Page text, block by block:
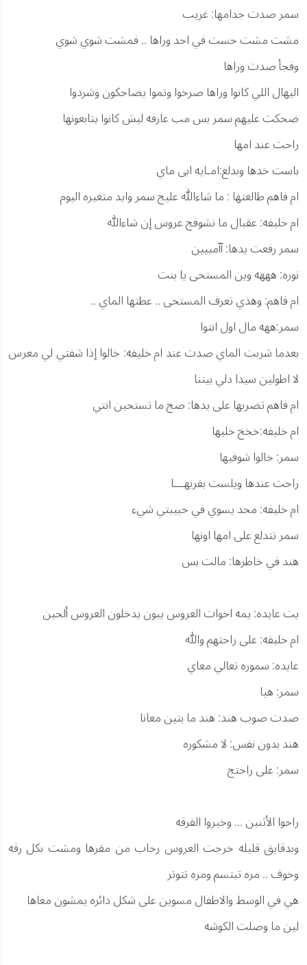
سمر صدت جدامها: غريب
مشت مشت حست في احد وراها .. فمشت شوي شوي
وفجأ صدت وراها
اليهال اللي كانوا وراها صرخوا وتموا يضاحكون وشردوا
ضحكت عليهم سمر بس مب عارفه ليش كانوا يتابعونها
راحت عند امها
باست خدها وبدلع:امـايه ابى ماي
ام فاهم طالعتها : ما شاءالله عليج سمر وايد متغيره اليوم
ام خليفه: عقبال ما نشوفج عروس إن شاءالله
سمر رفعت يدها: آآمييين
نوره: هههه وين المستحى يا بنت
ام فاهم: وهذي تعرف المستحى .. عطتها الماي ..
سمر:ههه مال اول انتوا
بعدما شربت الماي صدت عند ام خليفه: خالوا إذا شفتي لي معرس
لا اطولين سيدا دلي بيتنا
ام فاهم تضربها على يدها: صج ما تستحين انتي
ام خليفه:خخخ خليها
سمر: خالوا شوفيها
راحت عندها ويلست بقربهـــا
ام خليفه: محد يسوي في حبيبتي شيء
سمر تتدلع على امها اونها
هند في خاطرها: مالت بس
يت عايده: يمه اخوات العروس يبون يدخلون العروس ألحين
ام خليفه: على راحتهم والله
عايده: سموره تعالي معاي
سمر: هيا
صدت صوب هند: هند ما بتين معانا
هند بدون نفس: لا مشكوره
سمر: على راحتج
راحوا الأثنين ... وخبروا الفرقه
وبدقايق قليله خرجت العروس رحاب من مقرها ومشت بكل رقه
وخوف .. مره تبتسم ومره تتوتر
هي في الوسط والاطفال مسوين على شكل دائره يمشون معاها
لين ما وصلت الكوشه